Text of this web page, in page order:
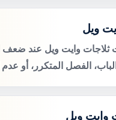
ويل
وايت ويل عند ضعف
الفصل المتكرر، أو عدم
وايت ويل